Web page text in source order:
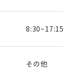
その他